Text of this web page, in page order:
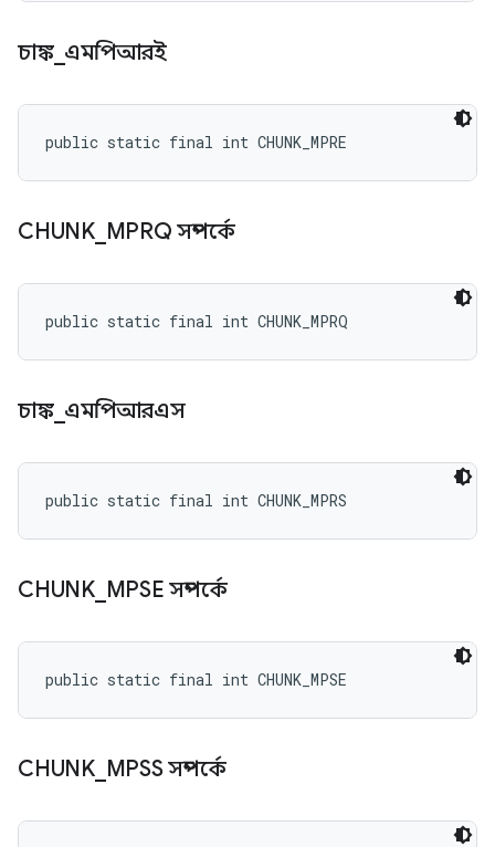
চাঙ্ক_ এমপিআরই
public static final int CHUNK_MPRE
CHUNK_ MPRQ সম্পর্কে
public static final int CHUNK_MPRQ
চাঙ্ক_ এমপিআরএস
public static final int CHUNK_MPRS
CHUNK_ MPSE সম্পর্কে
public static final int CHUNK_MPSE
CHUNK_ MPSS সম্পর্কে